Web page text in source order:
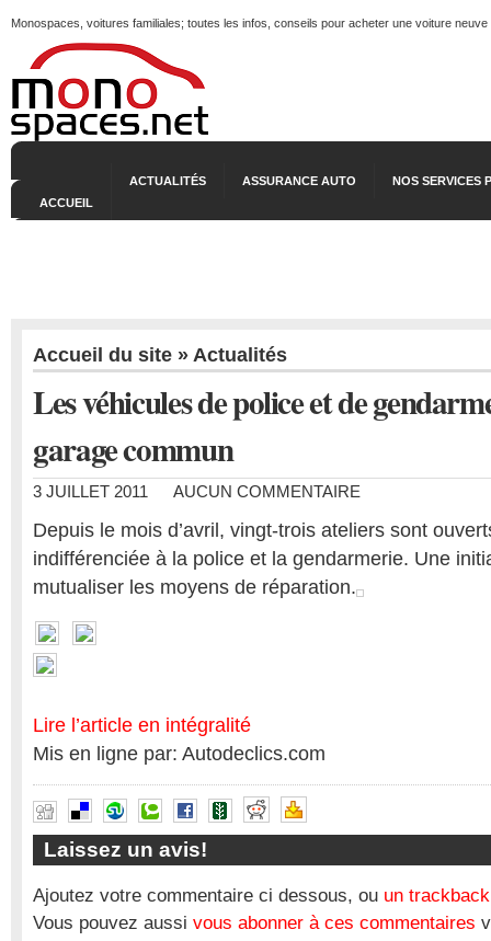
Monospaces, voitures familiales; toutes les infos, conseils pour acheter une voiture
ACCUEIL
ACTUALITÉS ASSURANCE AUTO NOS SERVICES
Accueil du site » Actualités
Les véhicules de police et de
garage commun
3 JUILLET 2011 AUCUN COMMENTAIRE
Depuis le mois d’avril, vingt-trois ateliers sont
indifférenciée à la police et la gendarmerie. Une
mutualiser les moyens de réparation.
Lire l’article en intégralité
Mis en ligne par: Autodeclics.com
Laissez un avis!
Ajoutez votre commentaire ci dessous, ou un trackback
Vous pouvez aussi vous abonner à ces commentaires